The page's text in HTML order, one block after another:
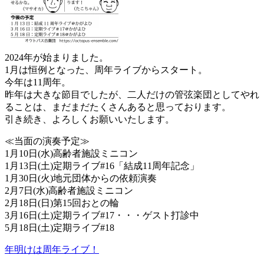
2024年が始まりました。
1月は恒例となった、周年ライブからスタート。
今年は11周年。
昨年は大きな節目でしたが、二人だけの管弦楽団としてやれ
ることは、まだまだたくさんあると思っております。
引き続き、よろしくお願いいたします。
≪当面の演奏予定≫
1月10日(水)高齢者施設ミニコン
1月13日(土)定期ライブ#16「結成11周年記念」
1月30日(火)地元団体からの依頼演奏
2月7日(水)高齢者施設ミニコン
2月18日(日)第15回おとの輪
3月16日(土)定期ライブ#17・・・ゲスト打診中
5月18日(土)定期ライブ#18
年明けは周年ライブ！